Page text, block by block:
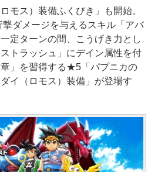
モス）装備ふくびき」も開始。
ダメージを与えるスキル「アバ
定ターンの間、こうげき力とし
トラッシュ」にデイン属性を付
」を習得する★5「パプニカの
イ（ロモス）装備」が登場す